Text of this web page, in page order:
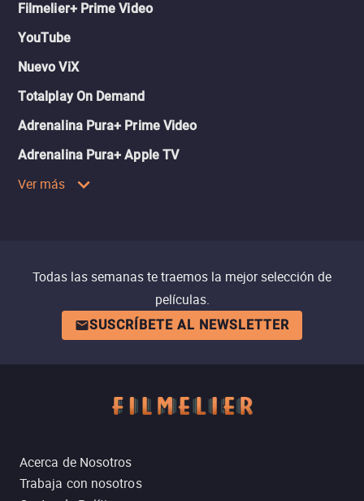
Filmelier+ Prime Video
YouTube
Nuevo ViX
Totalplay On Demand
Adrenalina Pura+ Prime Video
Adrenalina Pura+ Apple TV
Ver más
Todas las semanas te traemos la mejor selección de
películas.
SUSCRÍBETE AL NEWSLETTER
Acerca de Nosotros
Trabaja con nosotros